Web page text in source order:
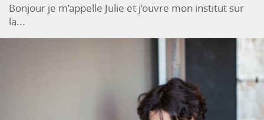
Bonjour je m’appelle Julie et j’ouvre mon institut sur
la...